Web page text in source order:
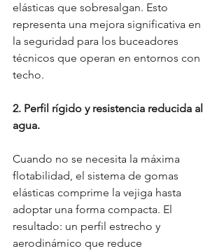
elásticas que sobresalgan. Esto
representa una mejora significativa en
la seguridad para los buceadores
técnicos que operan en entornos con
techo.
2. Perfil rígido y resistencia reducida al
agua.
Cuando no se necesita la máxima
flotabilidad, el sistema de gomas
elásticas comprime la vejiga hasta
adoptar una forma compacta. El
resultado: un perfil estrecho y
aerodinámico que reduce